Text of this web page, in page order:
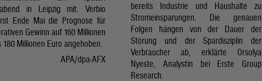
in Leipzig mit. Verbio
Ende Mai die Prognose für
Gewinn auf 160 Millionen
180 Millionen Euro angehoben.
APA/dpa-AFX
bereits Industrie und Haushalte zu
Stromeinsparungen. Die genauen
Folgen hängen von der Dauer der
Störung und der Spardisziplin der
Verbraucher ab, erklärte Orsolya
Nyeste, Analystin bei Erste Group
Research.